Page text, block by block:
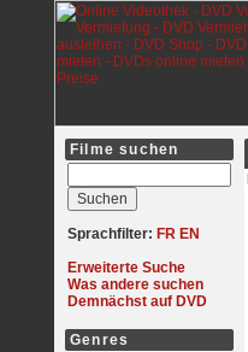
Filme suchen
Sprachfilter: FR EN
Erweiterte Suche
Was andere suchen
Demnächst auf DVD
Genres